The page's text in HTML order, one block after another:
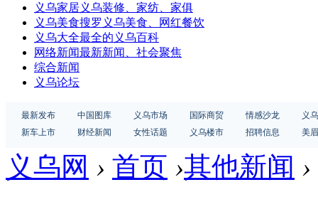
义乌家居义乌装修、家纺、家俱
义乌美食搜罗义乌美食、网红餐饮
义乌大全最全的义乌百科
网络新闻最新新闻、社会聚焦
综合新闻
义乌论坛
最新发布 中国图库 义乌市场 国际商贸 情感沙龙
义
新车上市
财经新闻 女性话题 义乌楼市 招聘信息 美
义乌网 › 首页 ›其他新闻 ›